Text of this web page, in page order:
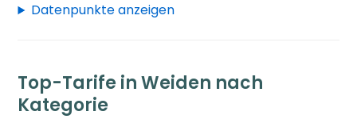
Datenpunkte anzeigen
Top-Tarife in Weiden nach
Kategorie